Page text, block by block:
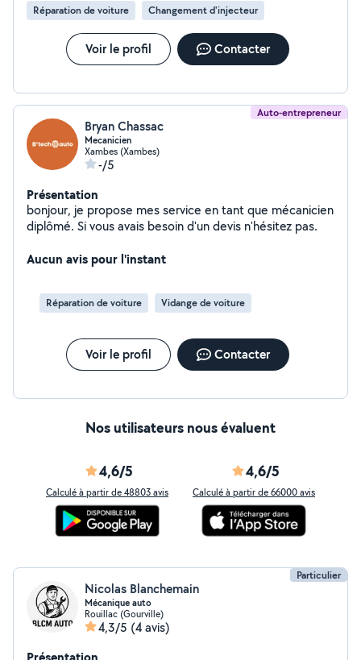
Réparation de voiture Changement d'injecteur
Voir le profil Contacter
Auto-entrepreneur
Bryan Chassac
Mecanicien
Xambes (Xambes)
-/5
Présentation
bonjour, je propose mes service en tant que mécanicien
diplômé. Si vous avais besoin d'un devis n'hésitez pas.
Aucun avis pour l'instant
Réparation de voiture Vidange de voiture
Voir le profil Contacter
Nos utilisateurs nous évaluent
4,6/5
Calculé à partir de 48803 avis
4,6/5
Calculé à partir de 66000 avis
Particulier
Nicolas Blanchemain
Mécanique auto
Rouillac (Gourville)
4,3/5 (4 avis)